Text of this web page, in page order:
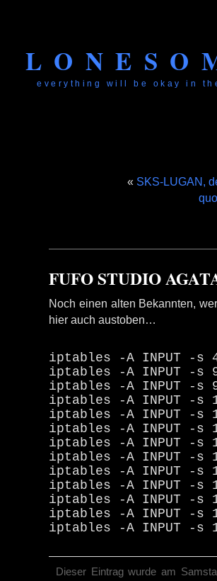
everything will be okay in
« SKS-LUGAN,
FUFO STUDIO
Noch einen alten Bekannten,
hier auch austoben…
iptables -A INPUT -s
iptables -A INPUT -s
iptables -A INPUT -s
iptables -A INPUT -s
iptables -A INPUT -s
iptables -A INPUT -s
iptables -A INPUT -s
iptables -A INPUT -s
iptables -A INPUT -s
iptables -A INPUT -s
iptables -A INPUT -s
iptables -A INPUT -s
iptables -A INPUT -s
Dieser Eintrag wurde am